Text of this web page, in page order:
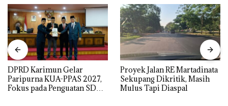
DPRD Karimun Gelar
Paripurna KUA-PPAS 2027,
Fokus pada Penguatan SDM,
Proyek Jalan RE Martadinata
Sekupang Dikritik, Masih
Mulus Tapi Diaspal